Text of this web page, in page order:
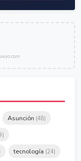
Asunción (48)
tecnología (24)